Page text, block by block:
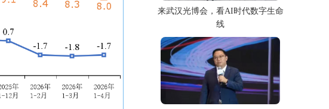
来武汉光博会，看AI时代数字生命
线